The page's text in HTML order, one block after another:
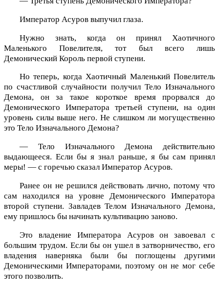
Император Асуров выпучил глаза.
Нужно знать, когда он принял Хаотичного
Маленького Повелителя, тот был всего лишь
Демонический Король первой ступени.
Но теперь, когда Хаотичный Маленький Повелитель
по счастливой случайности получил Тело Изначального
Демона, он за такое короткое время прорвался до
Демонического Императора третьей ступени, на один
уровень силы выше него. Не слишком ли могущественно
это Тело Изначального Демона?
— Тело Изначального Демона действительно
выдающееся. Если бы я знал раньше, я бы сам принял
меры! — с горечью сказал Император Асуров.
Ранее он не решился действовать лично, потому что
сам находился на уровне Демонического Императора
второй ступени. Завладев Телом Изначального Демона,
ему пришлось бы начинать культивацию заново.
Это владение Императора Асуров он завоевал с
большим трудом. Если бы он ушел в затворничество, его
владения наверняка были бы поглощены другими
Демоническими Императорами, поэтому он не мог себе
этого позволить.